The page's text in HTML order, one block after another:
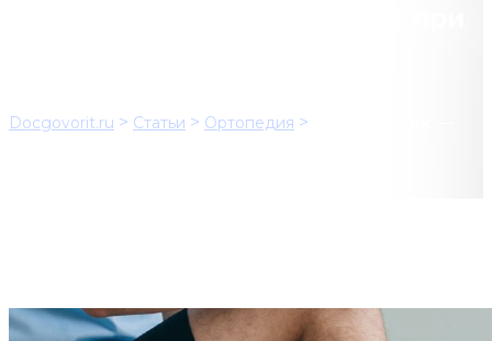
Docgovorit.ru > Статьи > Ортопедия >